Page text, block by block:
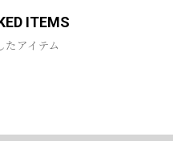
ITEMS
アイテム